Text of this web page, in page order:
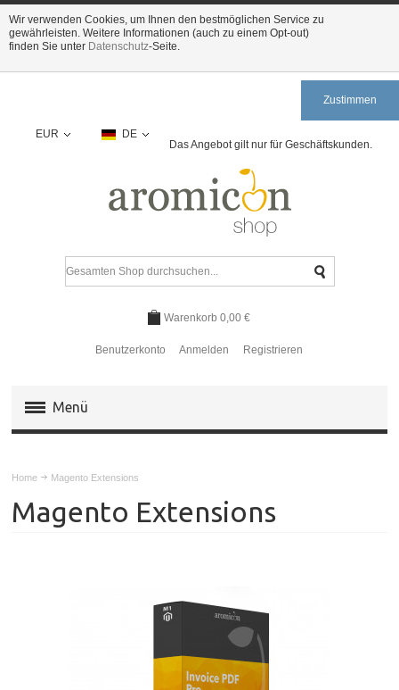
Wir verwenden Cookies, um Ihnen den bestmöglichen Service zu
gewährleisten. Weitere Informationen (auch zu einem Opt-out)
finden Sie unter Datenschutz-Seite.
Zustimmen
EUR
DE
Das Angebot gilt nur für Geschäftskunden.
Warenkorb0,00 €
Benutzerkonto Anmelden Registrieren
Menü
Home Magento Extensions
Magento Extensions